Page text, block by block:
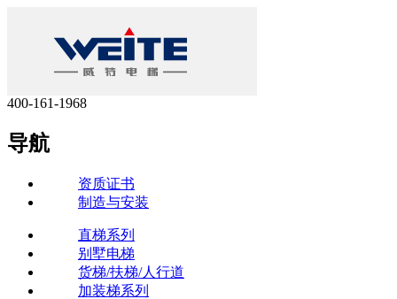
400-161-1968
导航
资质证书
制造与安装
直梯系列
别墅电梯
货梯/扶梯/人行道
加装梯系列